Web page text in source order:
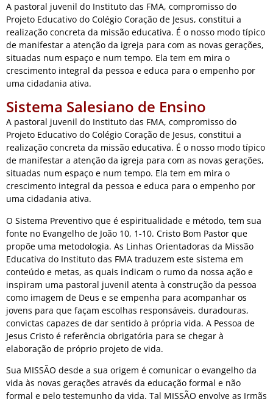
A pastoral juvenil do Instituto das FMA, compromisso do
Projeto Educativo do Colégio Coração de Jesus, constitui a
realização concreta da missão educativa. É o nosso modo típico
de manifestar a atenção da igreja para com as novas gerações,
situadas num espaço e num tempo. Ela tem em mira o
crescimento integral da pessoa e educa para o empenho por
uma cidadania ativa.
Sistema Salesiano de Ensino
A pastoral juvenil do Instituto das FMA, compromisso do
Projeto Educativo do Colégio Coração de Jesus, constitui a
realização concreta da missão educativa. É o nosso modo típico
de manifestar a atenção da igreja para com as novas gerações,
situadas num espaço e num tempo. Ela tem em mira o
crescimento integral da pessoa e educa para o empenho por
uma cidadania ativa.
O Sistema Preventivo que é espiritualidade e método, tem sua
fonte no Evangelho de João 10, 1-10. Cristo Bom Pastor que
propõe uma metodologia. As Linhas Orientadoras da Missão
Educativa do Instituto das FMA traduzem este sistema em
conteúdo e metas, as quais indicam o rumo da nossa ação e
inspiram uma pastoral juvenil atenta à construção da pessoa
como imagem de Deus e se empenha para acompanhar os
jovens para que façam escolhas responsáveis, duradouras,
convictas capazes de dar sentido à própria vida. A Pessoa de
Jesus Cristo é referência obrigatória para se chegar à
elaboração de próprio projeto de vida.
Sua MISSÃO desde a sua origem é comunicar o evangelho da
vida às novas gerações através da educação formal e não
formal e pelo testemunho da vida. Tal MISSÃO envolve as Irmãs